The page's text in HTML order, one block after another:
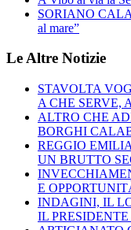
SORIANO
al mare”
Le Altre Notizie
STAVOLTA
A CHE SERVE,
ALTRO CHE
BORGHI
REGGIO
UN BRUTTO
E
INDAGINI, IL
IL